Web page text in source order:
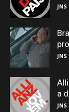
JNS
JNS
a
JNS